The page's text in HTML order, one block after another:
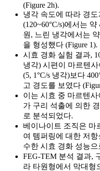
(Figure 2h).
냉각 속도에 따라 경
(120~60°C/s)에서는
원, 느린 냉각에서는
을 형성했다 (Figure 1).
시효 경화 실험 결과,
냉각) 시편이 마르텐
(5, 1°C/s 냉각)보다
고 경도를 보였다
이는 시효 중 마르텐
가 구리 석출에 의한
로 분석되었다.
베이나이트 조직은 마
여 템퍼링에 대한 저
수한 시효 경화 성능
FEG-TEM 분석 결과,
라 타원형에서 막대형